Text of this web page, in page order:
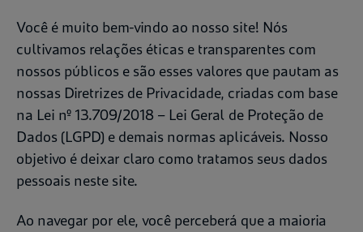
Você é muito bem-vindo ao nosso site! Nós
cultivamos relações éticas e transparentes com
nossos públicos e são esses valores que pautam as
nossas Diretrizes de Privacidade, criadas com base
na Lei nº 13.709/2018 – Lei Geral de Proteção de
Dados (LGPD) e demais normas aplicáveis. Nosso
objetivo é deixar claro como tratamos seus dados
pessoais neste site.
Ao navegar por ele, você perceberá que a maioria